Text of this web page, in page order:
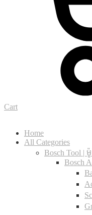
Cart
Home
All Categories
Bosch Tool | ម៉ូ
Bosch